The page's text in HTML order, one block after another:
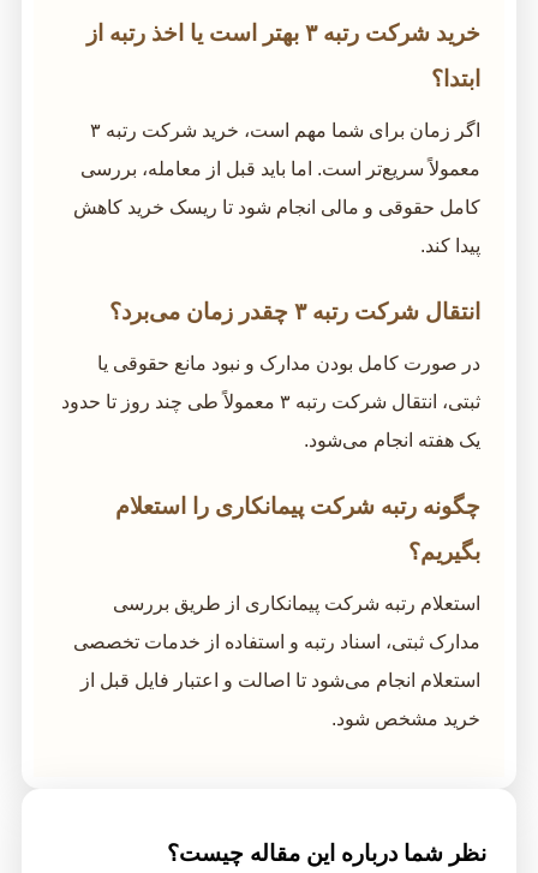
خرید شرکت رتبه ۳ بهتر است یا اخذ رتبه از
ابتدا؟
اگر زمان برای شما مهم است، خرید شرکت رتبه ۳
معمولاً سریع‌تر است. اما باید قبل از معامله، بررسی
کامل حقوقی و مالی انجام شود تا ریسک خرید کاهش
پیدا کند.
انتقال شرکت رتبه ۳ چقدر زمان می‌برد؟
در صورت کامل بودن مدارک و نبود مانع حقوقی یا
ثبتی، انتقال شرکت رتبه ۳ معمولاً طی چند روز تا حدود
یک هفته انجام می‌شود.
چگونه رتبه شرکت پیمانکاری را استعلام
بگیریم؟
استعلام رتبه شرکت پیمانکاری از طریق بررسی
مدارک ثبتی، اسناد رتبه و استفاده از خدمات تخصصی
استعلام انجام می‌شود تا اصالت و اعتبار فایل قبل از
خرید مشخص شود.
نظر شما درباره این مقاله چیست؟